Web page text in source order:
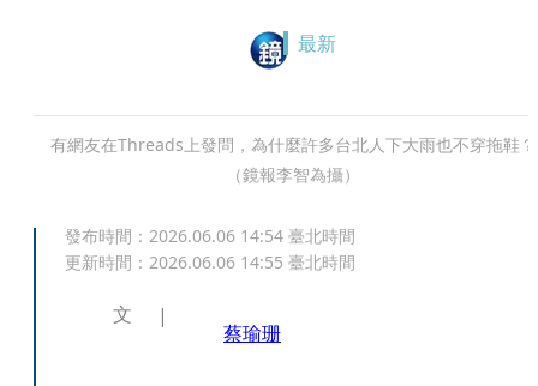
最新
有網友在Threads上發問，為什麼許多台北人下大雨也不穿拖鞋？
（鏡報李智為攝）
發布時間： 2026.06.06 14:54 臺北時間
更新時間： 2026.06.06 14:55 臺北時間
文
蔡瑜珊